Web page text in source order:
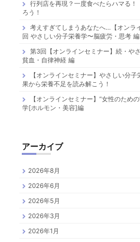
行列店を再現？一度食べたらハマる！
ろう！
考えすぎてしまうあなたへ…【オンラ
回 やさしい分子栄養学〜脳疲労・思考 編
第3回【オンラインセミナー】続・や
貧血・自律神経 編
【オンラインセミナー】やさしい分
果から栄養不足を読み解こう！
【オンラインセミナー】”女性のため
学[ホルモン・美容]編
アーカイブ
2026年8月
2026年6月
2026年5月
2026年3月
2026年1月